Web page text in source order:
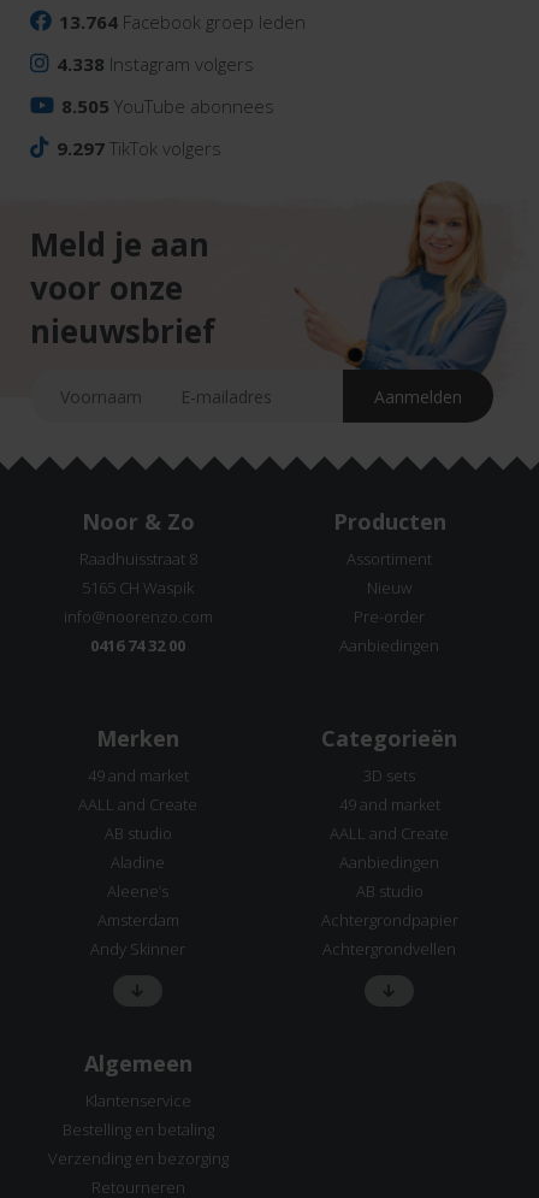
13.764 Facebook groep leden
4.338 Instagram volgers
8.505 YouTube abonnees
9.297 TikTok volgers
Meld je aan
voor onze
nieuwsbrief
Noor & Zo
Raadhuisstraat 8
5165 CH Waspik
info@noorenzo.com
0416 74 32 00
Producten
Assortiment
Nieuw
Pre-order
Aanbiedingen
Merken
49 and market
AALL and Create
AB studio
Aladine
Aleene’s
Amsterdam
Andy Skinner
Categorieën
3D sets
49 and market
AALL and Create
Aanbiedingen
AB studio
Achtergrondpapier
Achtergrondvellen
Algemeen
Klantenservice
Bestelling en betaling
Verzending en bezorging
Retourneren